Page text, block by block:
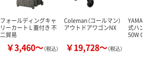
フォールディングキャ
リーカート L 蓋付き 不
二貿易
￥3,460～（税込）
Coleman（コールマン）
アウトドアワゴンNX
￥19,728～（税込）
式ハン
50W